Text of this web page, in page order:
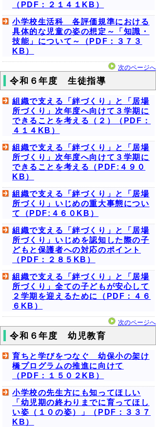
（PDF：２１４１KB）
小学校生活科 各評価規準における
具体的な児童の姿の想定～「知識・
技能」について～（PDF：３７３
KB）
次のページへ
令和６年度 生徒指導
組織で支える「絆づくり」と「居場
所づくり」次年度へ向けて３学期に
できることを考える（２）（PDF：
４１４KB）
組織で支える「絆づくり」と「居場
所づくり」次年度へ向けて３学期に
できることを考える（PDF:４９０
KB）
組織で支える「絆づくり」と「居場
所づくり」いじめの重大事態につい
て（PDF:４６０KB）
組織で支える「絆づくり」と「居場
所づくり」いじめを認知した際の子
どもと保護者への対応のポイント
（PDF：２８５KB）
組織で支える「絆づくり」と「居場
所づくり」全ての子どもが安心して
２学期を迎えるために（PDF：４６
６KB）
次のページへ
令和６年度 幼児教育
育ちと学びをつなぐ 幼保小の架け
橋プログラムの推進に向けて
（PDF：１５０２KB）
小学校の先生方にも知ってほしい
「幼児期の終わりまでに育ってほし
い姿（１０の姿）」（PDF：３３７
KB）